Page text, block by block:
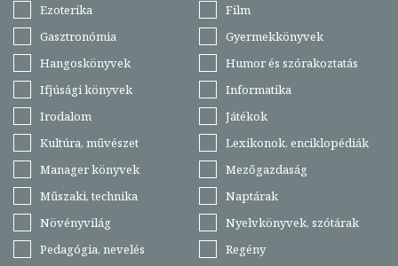
Ezoterika
Film
Gasztronómia
Gyermekkönyvek
Hangoskönyvek
Humor és szórakoztatás
Ifjúsági könyvek
Informatika
Irodalom
Játékok
Kultúra, művészet
Lexikonok, enciklopédiák
Manager könyvek
Mezőgazdaság
Műszaki, technika
Naptárak
Növényvilág
Nyelvkönyvek, szótárak
Pedagógia, nevelés
Regény